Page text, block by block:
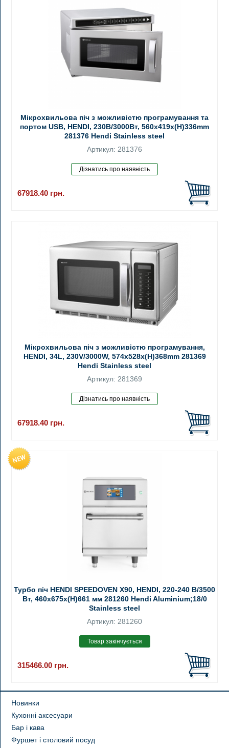
Мікрохвильова піч з можливістю програмування та
портом USB, HENDI, 230В/3000Вт, 560x419x(H)336mm
281376 Hendi Stainless steel
Артикул: 281376
67918.40 грн.
Мікрохвильова піч з можливістю програмування,
HENDI, 34L, 230V/3000W, 574x528x(H)368mm 281369
Hendi Stainless steel
Артикул: 281369
67918.40 грн.
Турбо піч HENDI SPEEDOVEN X90, HENDI, 220-240 В/3500
Вт, 460x675x(H)661 мм 281260 Hendi Aluminium;18/0
Stainless steel
Артикул: 281260
315466.00 грн.
Новинки
Кухонні аксесуари
Бар і кава
Фуршет і столовий посуд